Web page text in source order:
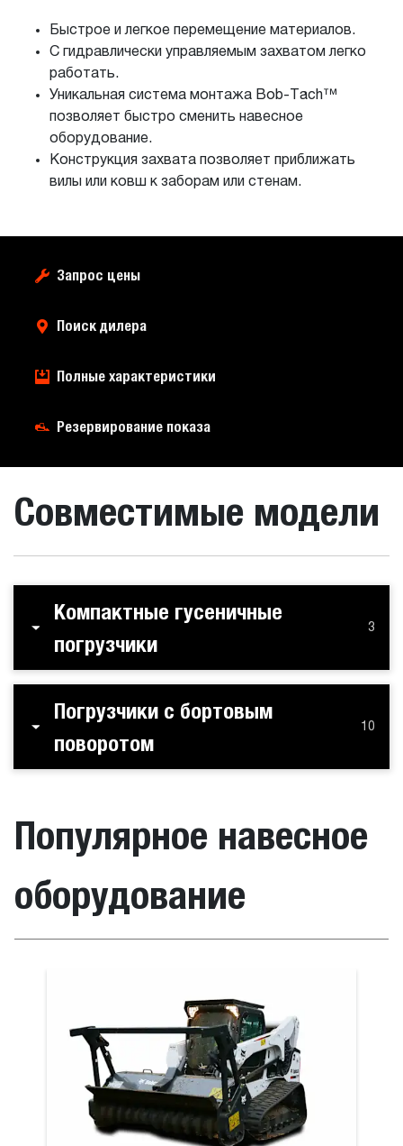
Быстрое и легкое перемещение материалов.
С гидравлически управляемым захватом легко
работать.
Уникальная система монтажа Bob-Tach™
позволяет быстро сменить навесное
оборудование.
Конструкция захвата позволяет приближать
вилы или ковш к заборам или стенам.
Запрос цены
Поиск дилера
Полные характеристики
Резервирование показа
Совместимые модели
Компактные гусеничные
погрузчики
3
Погрузчики с бортовым
поворотом
10
Популярное навесное
оборудование